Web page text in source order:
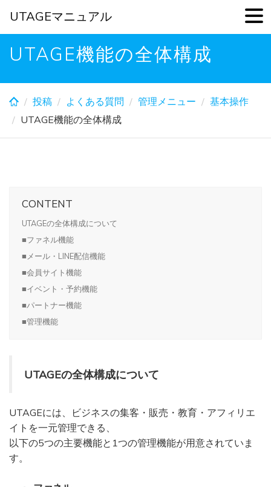
Skip
UTAGE機能の全体構成
投稿 よくある質問 管理メニュー
基本操作
UTAGE機能の全体構成
CONTENT
UTAGEの全体構成について
■ファネル機能
■メール・LINE配信機能
■会員サイト機能
■イベント・予約機能
■パートナー機能
■管理機能
UTAGEの全体構成について
UTAGEには、ビジネスの集客・販売・教育・アフィリエ
イトを一元管理できる、
以下の5つの主要機能と1つの管理機能が用意されていま
す。
UTAGEマニュアル